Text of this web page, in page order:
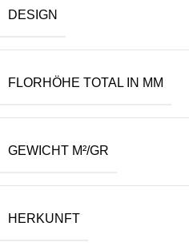
DESIGN
FLORHÖHE TOTAL IN MM
GEWICHT M²/GR
HERKUNFT